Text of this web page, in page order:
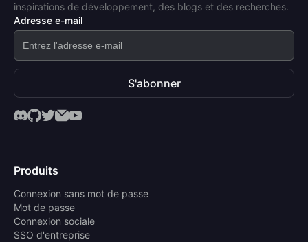
inspirations de développement, des blogs et des recherches.
Adresse e-mail
S'abonner
Produits
Connexion sans mot de passe
Mot de passe
Connexion sociale
SSO d'entreprise